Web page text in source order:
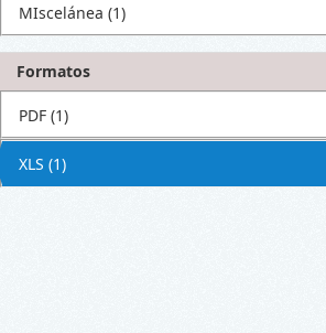
MIscelánea (1)
Formatos
PDF (1)
XLS (1)